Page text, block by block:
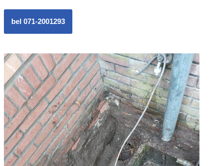
bel 071-2001293